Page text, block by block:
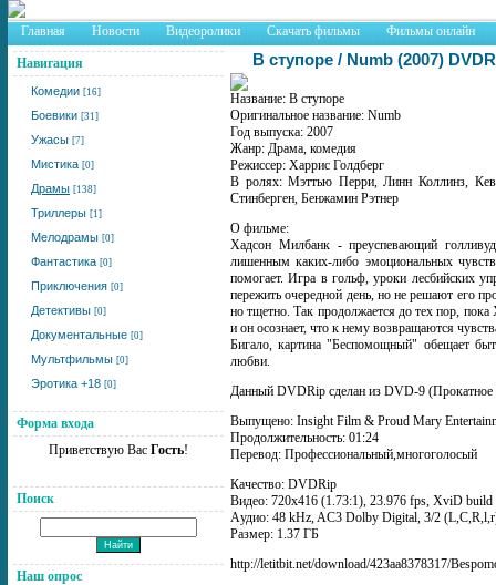
Главная Новости Видеоролики Скачать фильмы Фильмы онлайн
Навигация
Комедии [16]
Боевики [31]
Ужасы [7]
Мистика [0]
Драмы [138]
Триллеры [1]
Мелодрамы [0]
Фантастика [0]
Приключения [0]
Детективы [0]
Документальные [0]
Мультфильмы [0]
Эротика +18 [0]
Форма входа
Приветствую Вас Гость!
Поиск
Наш опрос
В ступоре / Numb (2007)
Название: В ступоре
Оригинальное название: Numb
Год выпуска: 2007
Жанр: Драма, комедия
Режиссер: Харрис Голдберг
В ролях: Мэттью Перри, Линн Коллинз,
Стинберген, Бенжамин Рэтнер
О фильме:
Хадсон Милбанк - преуспевающий
лишенным каких-либо эмоциональных
помогает. Игра в гольф, уроки лесбийских
пережить очередной день, но не решают его
но тщетно. Так продолжается до тех пор, пока
и он осознает, что к нему возвращаются
Бигало, картина "Беспомощный" обещает
любви.
Данный DVDRip сделан из DVD-9 (Прокатное
Выпущено: Insight Film & Proud Mary
Продолжительность: 01:24
Перевод: Профессиональный,многоголосый
Качество: DVDRip
Видео: 720x416 (1.73:1), 23.976 fps, XviD
Aудио: 48 kHz, AC3 Dolby Digital, 3/2
Размер: 1.37 ГБ
http://letitbit.net/download/423aa8378317/